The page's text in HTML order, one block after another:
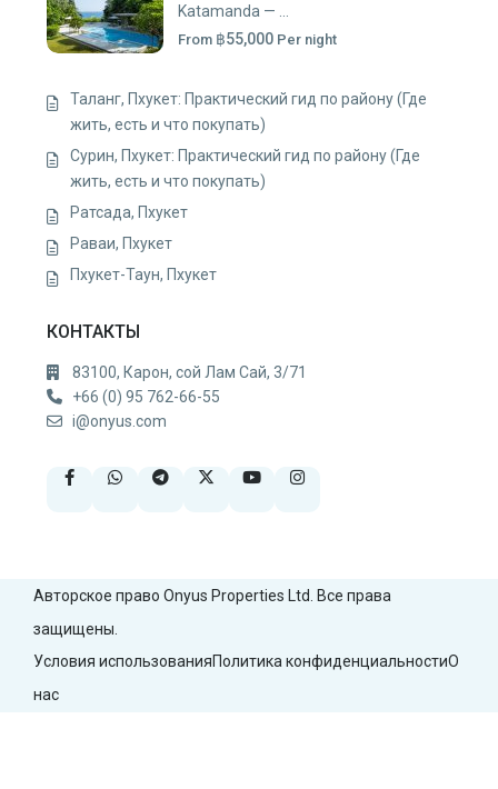
Katamanda — ...
From ฿55,000 Per night
Таланг, Пхукет: Практический гид по району (Где
жить, есть и что покупать)
Сурин, Пхукет: Практический гид по району (Где
жить, есть и что покупать)
Ратсада, Пхукет
Раваи, Пхукет
Пхукет-Таун, Пхукет
КОНТАКТЫ
83100, Карон, сой Лам Сай, 3/71
+66 (0) 95 762-66-55
i@onyus.com
Авторское право Onyus Properties Ltd. Все права
защищены.
Условия использованияПолитика конфиденциальностиО
нас